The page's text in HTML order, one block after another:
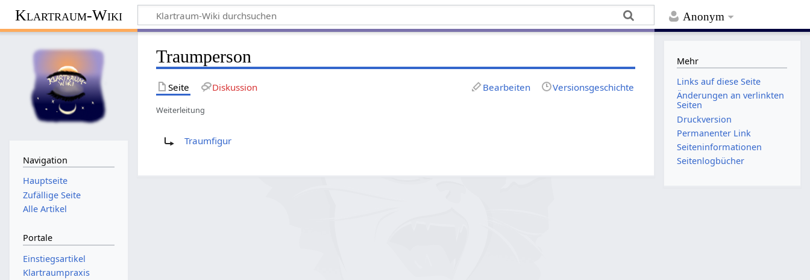
Anonym
Klartraum-Wiki
Traumperson
Seite Diskussion Bearbeiten Versionsgeschichte
Weiterleitung
Traumfigur
Navigation
Hauptseite
Zufällige Seite
Alle Artikel
Portale
Einstiegsartikel
Klartraumpraxis
Mehr
Links auf diese Seite
Änderungen an verlinkten
Seiten
Druckversion
Permanenter Link
Seiten­­informationen
Seitenlogbücher